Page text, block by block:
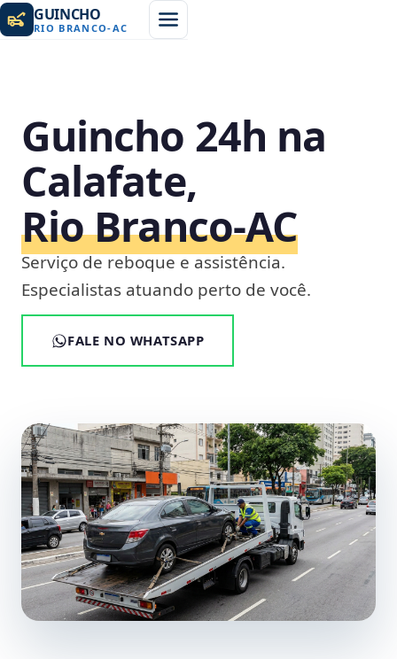
GUINCHO
RIO BRANCO-AC
Guincho 24h na
Calafate,
Rio Branco‑AC
Serviço de reboque e assistência.
Especialistas atuando perto de você.
FALE NO WHATSAPP